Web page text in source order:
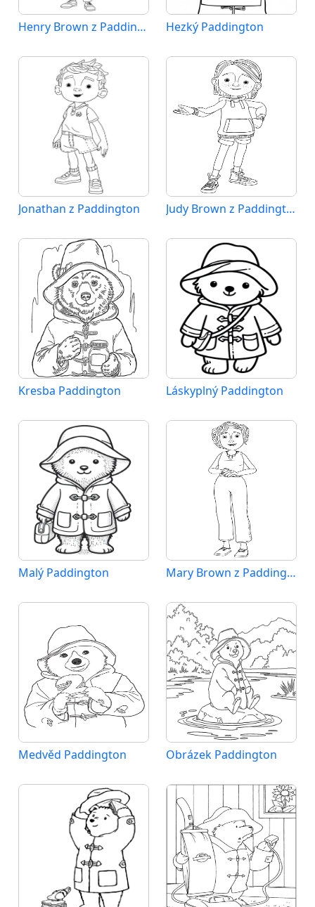
Henry Brown z Paddington Hezký Paddington
Jonathan z Paddington Judy Brown z Paddington
Kresba Paddington Láskyplný Paddington
Malý Paddington Mary Brown z Paddington
Medvěd Paddington Obrázek Paddington